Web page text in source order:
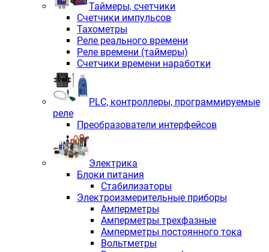
Таймеры, счетчики
Счетчики импульсов
Тахометры
Реле реального времени
Реле времени (таймеры)
Счетчики времени наработки
PLС, контроллеры, программируемые
реле
Преобразователи интерфейсов
Электрика
Блоки питания
Стабилизаторы
Электроизмерительные приборы
Амперметры
Амперметры трехфазные
Амперметры постоянного тока
Вольтметры